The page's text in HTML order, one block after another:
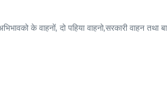
के वाहनों, दो पहिया वाहनो,सरकारी वाहन तथा